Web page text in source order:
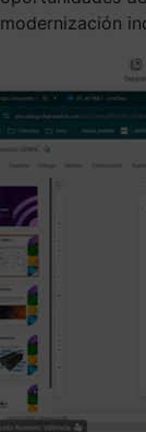
modernización